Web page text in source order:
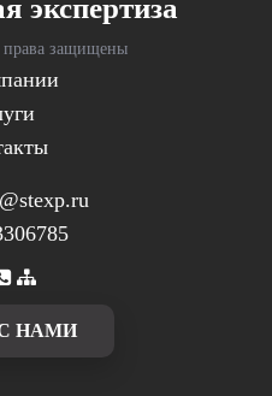
экспертиза
права защищены
НАМИ